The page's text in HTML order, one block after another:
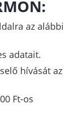
az alábbi
adatait.
hívását az
Ft-os